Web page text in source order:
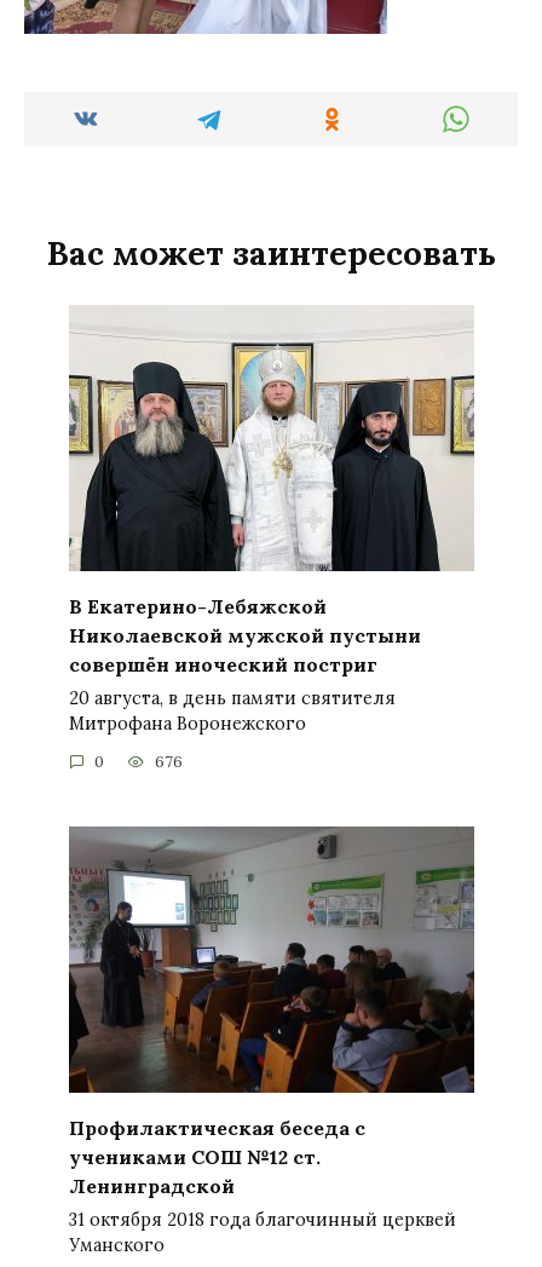
Вас может заинтересовать
В Екатерино-Лебяжской
Николаевской мужской пустыни
совершён иноческий постриг
20 августа, в день памяти святителя
Митрофана Воронежского
0 676
Профилактическая беседа с
учениками СОШ №12 ст.
Ленинградской
31 октября 2018 года благочинный церквей
Уманского